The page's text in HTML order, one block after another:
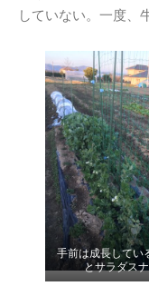
していない。一度、
手前は成長してい
とサラダス